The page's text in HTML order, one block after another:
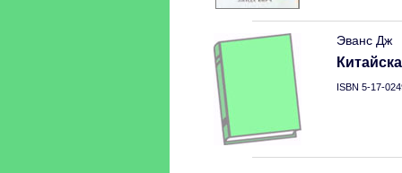
Эванс Дж
ISBN 5-17-